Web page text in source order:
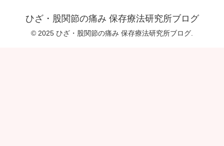
ひざ・股関節の痛み 保存療法研究所ブログ
© 2025 ひざ・股関節の痛み 保存療法研究所ブログ.